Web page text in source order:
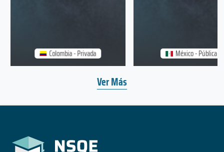
Colombia - Privada México - Pública
Ver Más